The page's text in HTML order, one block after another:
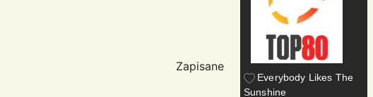
Zapisane
Everybody Likes The
Sunshine